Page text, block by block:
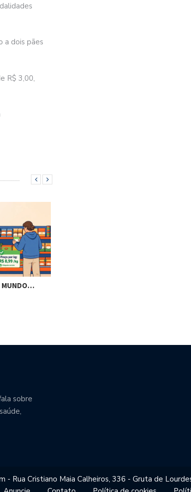
a dois pães
R$ 3,00,
MUNDO…
sobre
Rua Cristiano Maia Calheiros, 336 - Gruta de